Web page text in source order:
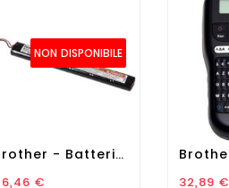
NON DISPONIBILE
Brother - Batteria - Ni-Mh...
€ Prezzo
32,89 €